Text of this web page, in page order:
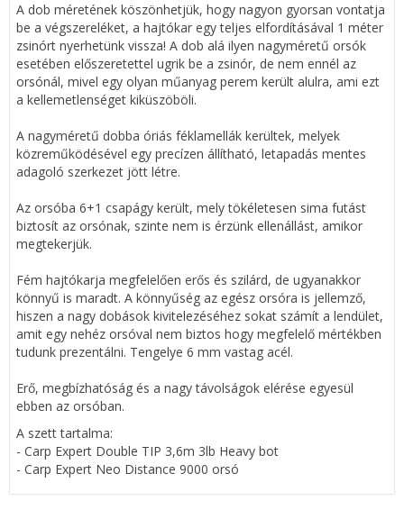
A dob méretének köszönhetjük, hogy nagyon gyorsan vontatja
be a végszereléket, a hajtókar egy teljes elfordításával 1 méter
zsinórt nyerhetünk vissza! A dob alá ilyen nagyméretű orsók
esetében előszeretettel ugrik be a zsinór, de nem ennél az
orsónál, mivel egy olyan műanyag perem került alulra, ami ezt
a kellemetlenséget kiküszöböli.
A nagyméretű dobba óriás féklamellák kerültek, melyek
közreműködésével egy precízen állítható, letapadás mentes
adagoló szerkezet jött létre.
Az orsóba 6+1 csapágy került, mely tökéletesen sima futást
biztosít az orsónak, szinte nem is érzünk ellenállást, amikor
megtekerjük.
Fém hajtókarja megfelelően erős és szilárd, de ugyanakkor
könnyű is maradt. A könnyűség az egész orsóra is jellemző,
hiszen a nagy dobások kivitelezéséhez sokat számít a lendület,
amit egy nehéz orsóval nem biztos hogy megfelelő mértékben
tudunk prezentálni. Tengelye 6 mm vastag acél.
Erő, megbízhatóság és a nagy távolságok elérése egyesül
ebben az orsóban.
A szett tartalma:
- Carp Expert Double TIP 3,6m 3lb Heavy bot
- Carp Expert Neo Distance 9000 orsó